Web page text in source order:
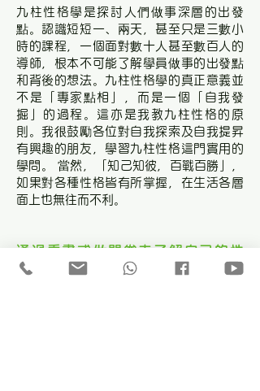
九柱性格學是探討人們做事深層的出發
點。認識短短一、兩天，甚至只是三數小
時的課程，一個面對數十人甚至數百人的
導師，根本不可能了解學員做事的出發點
和背後的想法。九柱性格學的真正意義並
不是「專家點相」，而是一個「自我發
掘」的過程。這亦是我教九柱性格的原
則。我很鼓勵各位對自我探索及自我提昇
有興趣的朋友，學習九柱性格這門實用的
學問。 當然，「知己知彼，百戰百勝」，
如果對各種性格皆有所掌握，在生活各層
面上也無往而不利。
通過看書或做問卷去了解自己的性
格，為甚麼還要上課學習？